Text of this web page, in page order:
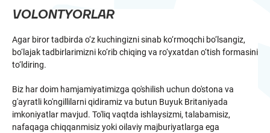
VOLONTYORLAR
Agar biror tadbirda o‘z kuchingizni sinab ko‘rmoqchi bo‘lsangiz,
bo‘lajak tadbirlarimizni ko‘rib chiqing va ro‘yxatdan o‘tish formasini
to‘ldiring.
Biz har doim hamjamiyatimizga qo'shilish uchun do'stona va
g'ayratli ko'ngillilarni qidiramiz va butun Buyuk Britaniyada
imkoniyatlar mavjud. To'liq vaqtda ishlaysizmi, talabamisiz,
nafaqaga chiqqanmisiz yoki oilaviy majburiyatlarga ega